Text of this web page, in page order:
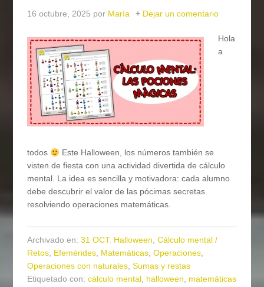
16 octubre, 2025 por María Dejar un comentario
Hola
a
todos
Este Halloween, los números también se
visten de fiesta con una actividad divertida de cálculo
mental. La idea es sencilla y motivadora: cada alumno
debe descubrir el valor de las pócimas secretas
resolviendo operaciones matemáticas.
Archivado en:31 OCT: Halloween,Cálculo mental /
Retos, Efemérides, Matemáticas,Operaciones,
Operaciones con naturales,Sumas y restas
Etiquetado con:cálculo mental, halloween, matemáticas